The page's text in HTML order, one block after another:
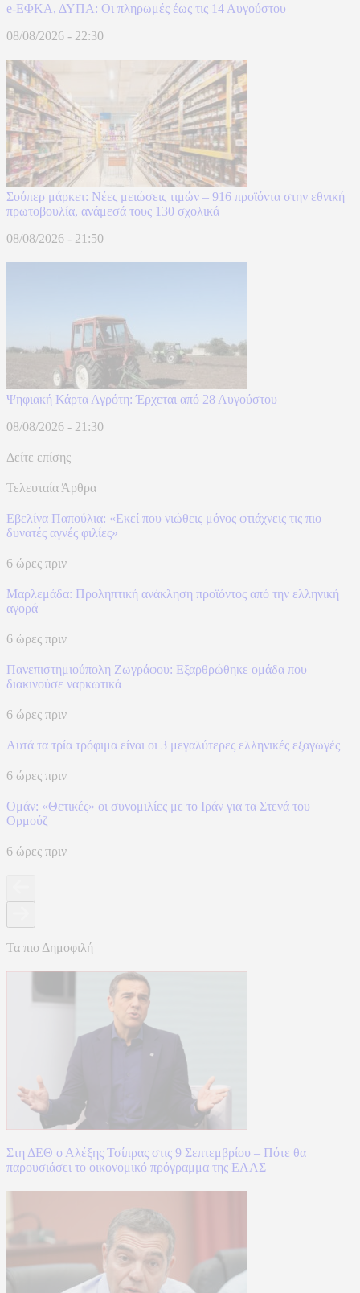
e-ΕΦΚΑ, ΔΥΠΑ: Οι πληρωμές έως τις 14 Αυγούστου
08/08/2026 - 22:30
Σούπερ μάρκετ: Νέες μειώσεις τιμών – 916 προϊόντα στην εθνική
πρωτοβουλία, ανάμεσά τους 130 σχολικά
08/08/2026 - 21:50
Ψηφιακή Κάρτα Αγρότη: Έρχεται από 28 Αυγούστου
08/08/2026 - 21:30
Δείτε επίσης
Τελευταία Άρθρα
Εβελίνα Παπούλια: «Εκεί που νιώθεις μόνος φτιάχνεις τις πιο
δυνατές αγνές φιλίες»
6 ώρες πριν
Μαρλεμάδα: Προληπτική ανάκληση προϊόντος από την ελληνική
αγορά
6 ώρες πριν
Πανεπιστημιούπολη Ζωγράφου: Εξαρθρώθηκε ομάδα που
διακινούσε ναρκωτικά
6 ώρες πριν
Αυτά τα τρία τρόφιμα είναι οι 3 μεγαλύτερες ελληνικές εξαγωγές
6 ώρες πριν
Ομάν: «Θετικές» οι συνομιλίες με το Ιράν για τα Στενά του
Ορμούζ
6 ώρες πριν
Τα πιο Δημοφιλή
Στη ΔΕΘ ο Αλέξης Τσίπρας στις 9 Σεπτεμβρίου – Πότε θα
παρουσιάσει το οικονομικό πρόγραμμα της ΕΛΑΣ